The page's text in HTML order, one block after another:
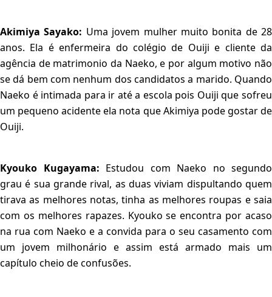
Akimiya Sayako: Uma jovem mulher muito bonita de 28
anos. Ela é enfermeira do colégio de Ouiji e cliente da
agência de matrimonio da Naeko, e por algum motivo não
se dá bem com nenhum dos candidatos a marido. Quando
Naeko é intimada para ir até a escola pois Ouiji que sofreu
um pequeno acidente ela nota que Akimiya pode gostar de
Ouiji.
Kyouko Kugayama: Estudou com Naeko no segundo
grau é sua grande rival, as duas viviam dispultando quem
tirava as melhores notas, tinha as melhores roupas e saia
com os melhores rapazes. Kyouko se encontra por acaso
na rua com Naeko e a convida para o seu casamento com
um jovem milhonário e assim está armado mais um
capítulo cheio de confusões.